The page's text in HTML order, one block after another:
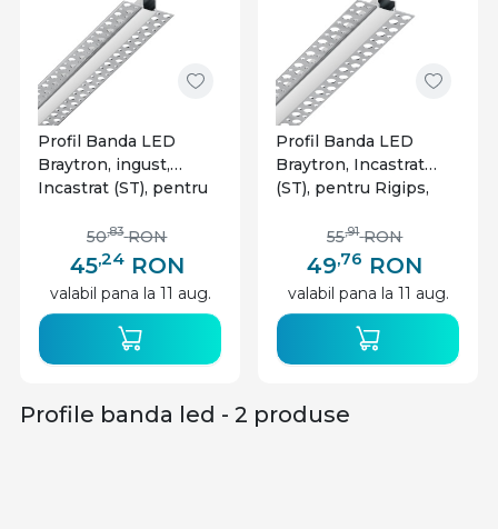
peretii, plafoanele, sau mobilierul. Se fixeaza fie cu
ajutorul adezivilor speciali, fie prin suruburi,
asigurandu-se ca suportul ofera o stabilitate
adecvata si o buna dispersie a luminii.
Profil Banda LED
Braytron, ingust,
Incastrat (ST), pentru
Mat, 2m
45,24 RON
50,83 RON
valabil pana la 11 aug.
Profil Banda LED
Braytron, Incastrat
(ST), pentru Rigips,
49,76 RON
55,91 RON
valabil pana la 11 aug.
Profile banda led - 2 produse